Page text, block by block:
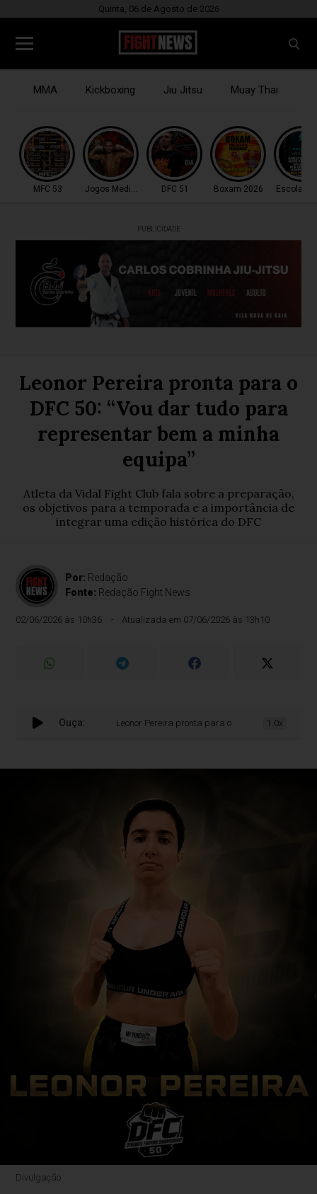
Quinta, 06 de Agosto de 2026
MMA Kickboxing Jiu Jitsu Muay Thai
MFC 53 Jogos MediterrâneoDFC 51 Boxam 2026 Escola
PUBLICIDADE
Leonor Pereira pronta para o
DFC 50: “Vou dar tudo para
representar bem a minha
equipa”
Atleta da Vidal Fight Club fala sobre a preparação,
os objetivos para a temporada e a importância de
integrar uma edição histórica do DFC
Por: Redação
Fonte: Redação Fight News
02/06/2026 às 10h36 Atualizada em 07/06/2026 às 13h10
Ouça: Leonor Pereira pronta para o DFC 50: “Vou dar tudo
1.0x
Divulgação